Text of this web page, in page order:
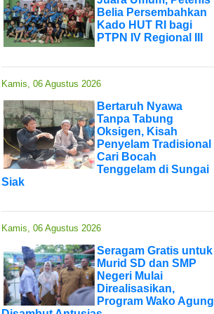
Belia Persembahkan
Kado HUT RI bagi
PTPN IV Regional III
Kamis, 06 Agustus 2026
Bertaruh Nyawa
Tanpa Tabung
Oksigen, Kisah
Penyelam Tradisional
Cari Bocah
Tenggelam di Sungai
Siak
Kamis, 06 Agustus 2026
Seragam Gratis untuk
Murid SD dan SMP
Negeri Mulai
Direalisasikan,
Program Wako Agung